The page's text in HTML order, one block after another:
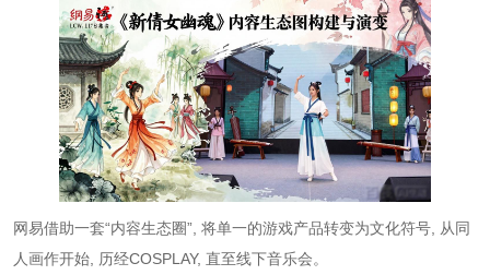
网易借助一套“内容生态圈”, 将单一的游戏产品转变为文化符号, 从同
人画作开始, 历经COSPLAY, 直至线下音乐会。